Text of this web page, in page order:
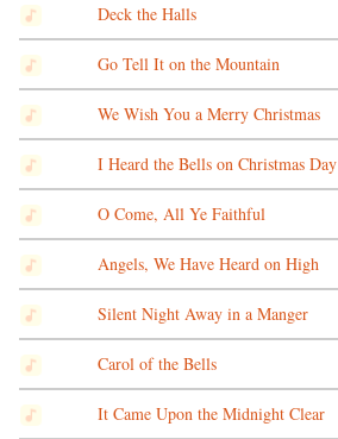
Deck the Halls
Go Tell It on the Mountain
We Wish You a Merry Christmas
I Heard the Bells on Christmas Day
O Come, All Ye Faithful
Angels, We Have Heard on High
Silent Night Away in a Manger
Carol of the Bells
It Came Upon the Midnight Clear